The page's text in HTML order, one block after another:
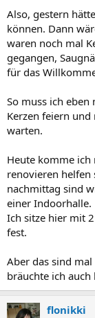
Also, gestern
können. Dann
waren noch mal
gegangen,
für das
So muss ich
Kerzen feiern
warten.
Heute komme
renovieren
nachmittag sind
einer Indoorhalle.
Ich sitze hier mit
fest.
Aber das sind
bräuchte ich
flonikki